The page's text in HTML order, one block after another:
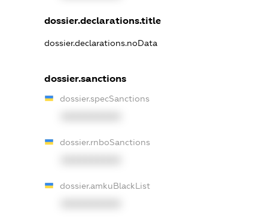
dossier.declarations.title
dossier.declarations.noData
dossier.sanctions
dossier.specSanctions
dossier.rnboSanctions
dossier.amkuBlackList